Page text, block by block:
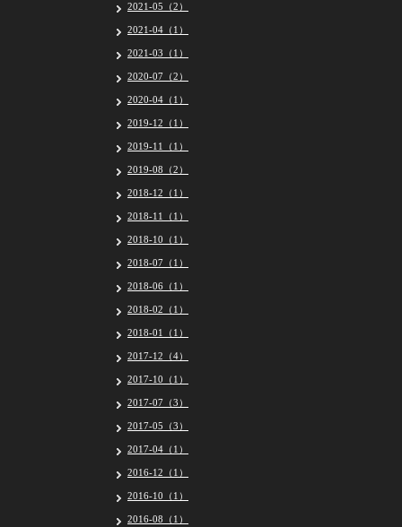
2021-05（2）
2021-04（1）
2021-03（1）
2020-07（2）
2020-04（1）
2019-12（1）
2019-11（1）
2019-08（2）
2018-12（1）
2018-11（1）
2018-10（1）
2018-07（1）
2018-06（1）
2018-02（1）
2018-01（1）
2017-12（4）
2017-10（1）
2017-07（3）
2017-05（3）
2017-04（1）
2016-12（1）
2016-10（1）
2016-08（1）